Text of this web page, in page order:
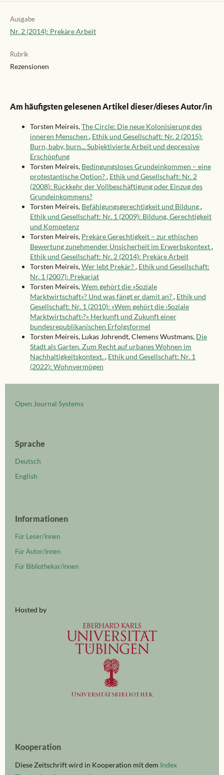
Ausgabe
Nr. 2 (2014): Prekäre Arbeit
Rubrik
Rezensionen
Am häufigsten gelesenen Artikel dieser/dieses Autor/in
Torsten Meireis,The Circle: Die neue Kolonisierung des
inneren Menschen , Ethik und Gesellschaft: Nr. 2 (2015):
Burn, baby, burn... Subjektivierte Arbeit und depressive
Erschöpfung
Torsten Meireis, Bedingungsloses Grundeinkommen – eine
protestantische Option?, Ethik und Gesellschaft: Nr. 2
(2008): Rückkehr der Vollbeschäftigung oder Einzug des
Grundeinkommens?
Torsten Meireis, Befähigungsgerechtigkeit und Bildung,
Ethik und Gesellschaft: Nr. 1 (2009): Bildung, Gerechtigkeit
und Kompetenz
Torsten Meireis, Prekäre Gerechtigkeit – zur ethischen
Bewertung zunehmender Unsicherheit im Erwerbskontext,
Ethik und Gesellschaft: Nr. 2 (2014): Prekäre Arbeit
Torsten Meireis,Wer lebt Prekär?, Ethik und Gesellschaft:
Nr. 1 (2007): Prekariat
Torsten Meireis,Wem gehört die »Soziale
Marktwirtschaft«? Und was fängt er damit an?, Ethik und
Gesellschaft: Nr. 1 (2010): »Wem gehört die ›Soziale
Marktwirtschaft‹?« Herkunft und Zukunft einer
bundesrepublikanischen Erfolgsformel
Torsten Meireis, Lukas Johrendt, Clemens Wustmans, Die
Stadt als Garten. Zum Recht auf urbanes Wohnen im
Nachhaltigkeitskontext., Ethik und Gesellschaft: Nr. 1
(2022): Wohnvermögen
Open Journal Systems
Sprache
Deutsch
English
Informationen
Für Leser/innen
Für Autor/innen
Für Bibliothekar/innen
Hosted by
Kooperation
Diese Zeitschrift wird in Kooperation mit dem Index